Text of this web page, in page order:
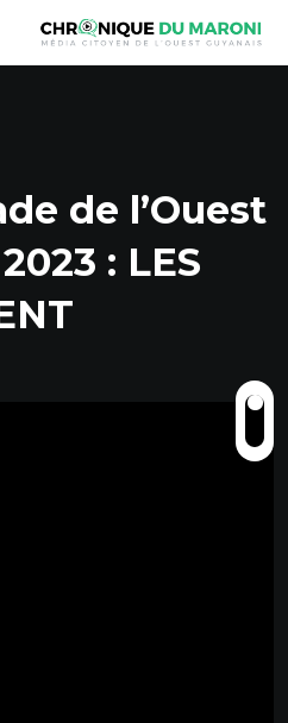
de l’Ouest
: LES